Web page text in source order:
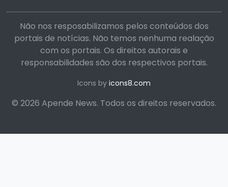
Não nos resposabilizamos pelos conteúdos dos
portais de notícias. Não temos nenhuma realação
com os portais. Os direitos autorais e
responsabilidades são dos respectivos portais.
Icons by icons8.com
© 2026 Apende News. Todos os direitos reservados.